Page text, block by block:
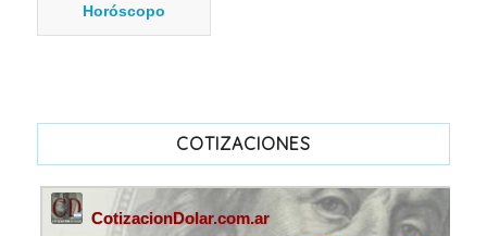
Horóscopo
COTIZACIONES